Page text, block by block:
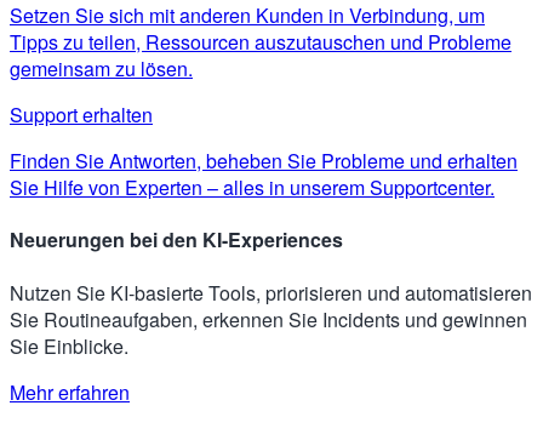
Setzen Sie sich mit anderen Kunden in Verbindung, um
Tipps zu teilen, Ressourcen auszutauschen und Probleme
gemeinsam zu lösen.
Support erhalten
Finden Sie Antworten, beheben Sie Probleme und erhalten
Sie Hilfe von Experten – alles in unserem Supportcenter.
Neuerungen bei den KI-Experiences
Nutzen Sie KI-basierte Tools, priorisieren und automatisieren
Sie Routineaufgaben, erkennen Sie Incidents und gewinnen
Sie Einblicke.
Mehr erfahren